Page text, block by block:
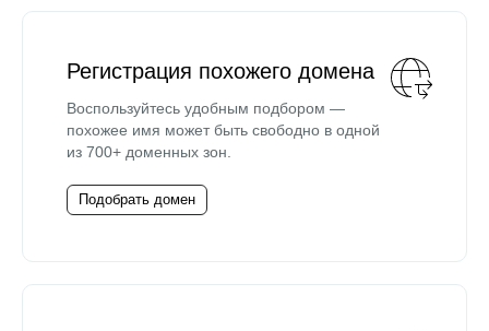
Регистрация похожего домена
Воспользуйтесь удобным подбором —
похожее имя может быть свободно в одной
из 700+ доменных зон.
Подобрать домен